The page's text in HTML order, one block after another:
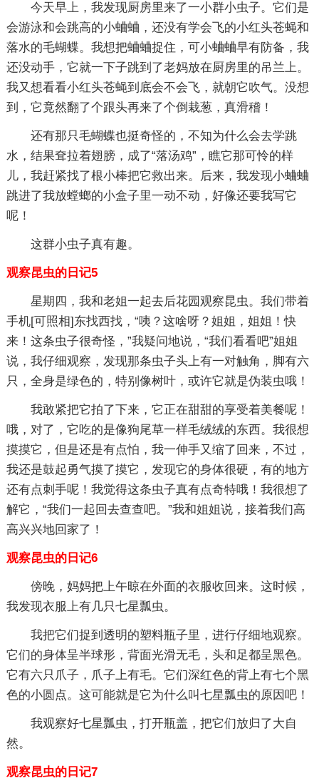
今天早上，我发现厨房里来了一小群小虫子。它们是
会游泳和会跳高的小蛐蛐，还没有学会飞的小红头苍蝇和
落水的毛蝴蝶。我想把蛐蛐捉住，可小蛐蛐早有防备，我
还没动手，它就一下子跳到了老妈放在厨房里的吊兰上。
我又想看看小红头苍蝇到底会不会飞，就朝它吹气。没想
到，它竟然翻了个跟头再来了个倒栽葱，真滑稽！
还有那只毛蝴蝶也挺奇怪的，不知为什么会去学跳
水，结果耷拉着翅膀，成了“落汤鸡”，瞧它那可怜的样
儿，我赶紧找了根小棒把它救出来。后来，我发现小蛐蛐
跳进了我放螳螂的小盒子里一动不动，好像还要我写它
呢！
这群小虫子真有趣。
观察昆虫的日记5
星期四，我和老姐一起去后花园观察昆虫。我们带着
手机[可照相]东找西找，“咦？这啥呀？姐姐，姐姐！快
来！这条虫子很奇怪，”我疑问地说，“我们看看吧”姐姐
说，我仔细观察，发现那条虫子头上有一对触角，脚有六
只，全身是绿色的，特别像树叶，或许它就是伪装虫哦！
我敢紧把它拍了下来，它正在甜甜的享受着美餐呢！
哦，对了，它吃的是像狗尾草一样毛绒绒的东西。我很想
摸摸它，但是还是有点怕，我一伸手又缩了回来，不过，
我还是鼓起勇气摸了摸它，发现它的身体很硬，有的地方
还有点刺手呢！我觉得这条虫子真有点奇特哦！我很想了
解它，“我们一起回去查查吧。”我和姐姐说，接着我们高
高兴兴地回家了！
观察昆虫的日记6
傍晚，妈妈把上午晾在外面的衣服收回来。这时候，
我发现衣服上有几只七星瓢虫。
我把它们捉到透明的塑料瓶子里，进行仔细地观察。
它们的身体呈半球形，背面光滑无毛，头和足都呈黑色。
它有六只爪子，爪子上有毛。它们深红色的背上有七个黑
色的小圆点。这可能就是它为什么叫七星瓢虫的原因吧！
我观察好七星瓢虫，打开瓶盖，把它们放归了大自
然。
观察昆虫的日记7